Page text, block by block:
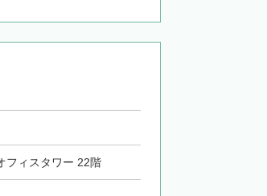
フィスタワー 22階